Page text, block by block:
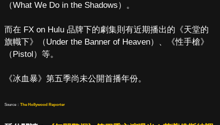
（What We Do in the Shadows）。
而在 FX on Hulu 品牌下的劇集則有近期播出的《天堂的
旗幟下》（Under the Banner of Heaven）、《性手槍》
（Pistol）等。
《冰血暴》第五季尚未公開首播年份。
Source： The Hollywood Reporter